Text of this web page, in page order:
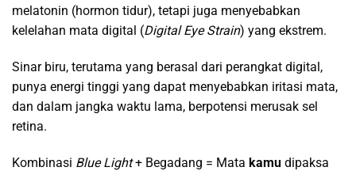
melatonin (hormon tidur), tetapi juga menyebabkan
kelelahan mata digital (Digital Eye Strain) yang ekstrem.
Sinar biru, terutama yang berasal dari perangkat digital,
punya energi tinggi yang dapat menyebabkan iritasi mata,
dan dalam jangka waktu lama, berpotensi merusak sel
retina.
Kombinasi Blue Light+ Begadang = Mata kamu dipaksa